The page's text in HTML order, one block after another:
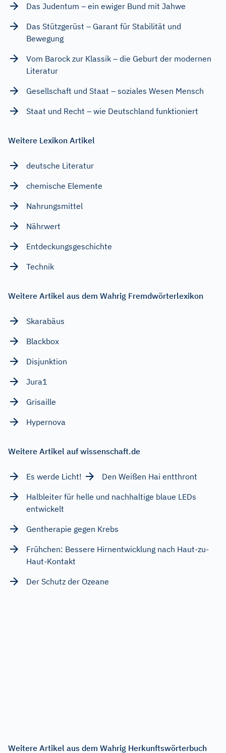
Das Judentum – ein ewiger Bund mit Jahwe
Das Stützgerüst – Garant für Stabilität und
Bewegung
Vom Barock zur Klassik – die Geburt der modernen
Literatur
Gesellschaft und Staat – soziales Wesen Mensch
Staat und Recht – wie Deutschland funktioniert
Weitere Lexikon Artikel
deutsche Literatur
chemische Elemente
Nahrungsmittel
Nährwert
Entdeckungsgeschichte
Technik
Weitere Artikel aus dem Wahrig Fremdwörterlexikon
Skarabäus
Blackbox
Disjunktion
Jura1
Grisaille
Hypernova
Weitere Artikel auf wissenschaft.de
Es werde Licht!
Den Weißen Hai entthront
Halbleiter für helle und nachhaltige blaue LEDs
entwickelt
Gentherapie gegen Krebs
Frühchen: Bessere Hirnentwicklung nach Haut-zu-
Haut-Kontakt
Der Schutz der Ozeane
Weitere Artikel aus dem Wahrig Herkunftswörterbuch